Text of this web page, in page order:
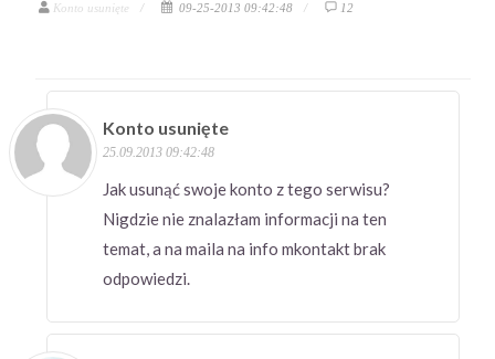
Konto usunięte 09-25-2013 09:42:48 12
Konto usunięte
25.09.2013 09:42:48
Jak usunąć swoje konto z tego serwisu?
Nigdzie nie znalazłam informacji na ten
temat, a na maila na info mkontakt brak
odpowiedzi.